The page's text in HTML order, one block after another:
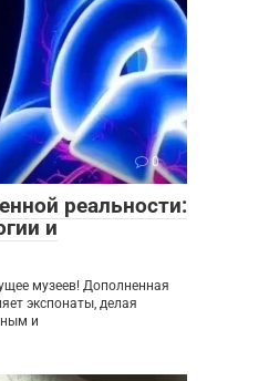
0
реальности:
и
музеев! Дополненная
экспонаты, делая
и